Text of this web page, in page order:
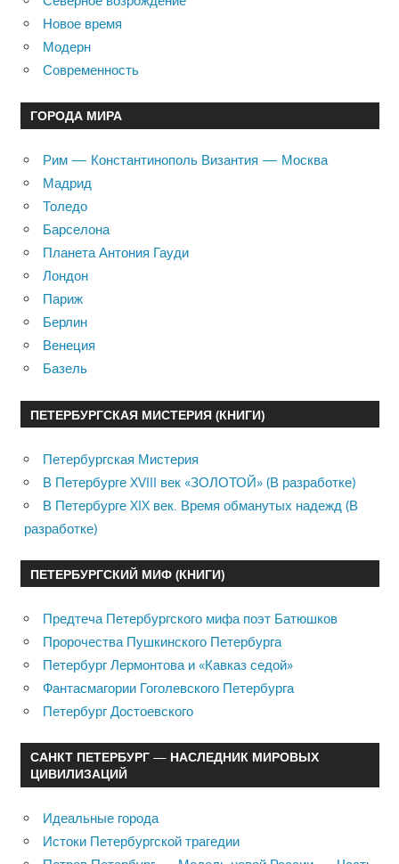
Новое время
Модерн
Современность
ГОРОДА МИРА
Рим — Константинополь Византия — Москва
Мадрид
Толедо
Барселона
Планета Антония Гауди
Лондон
Париж
Берлин
Венеция
Базель
ПЕТЕРБУРГСКАЯ МИСТЕРИЯ (КНИГИ)
Петербургская Мистерия
В Петербурге XVIII век «ЗОЛОТОЙ» (В разработке)
В Петербурге XIX век. Время обманутых надежд (В
разработке)
ПЕТЕРБУРГСКИЙ МИФ (КНИГИ)
Предтеча Петербургского мифа поэт Батюшков
Пророчества Пушкинского Петербурга
Петербург Лермонтова и «Кавказ седой»
Фантасмагории Гоголевского Петербурга
Петербург Достоевского
САНКТ ПЕТЕРБУРГ — НАСЛЕДНИК МИРОВЫХ
ЦИВИЛИЗАЦИЙ
Идеальные города
Истоки Петербургской трагедии